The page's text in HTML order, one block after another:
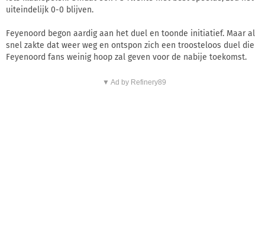
uiteindelijk 0-0 blijven.
Feyenoord begon aardig aan het duel en toonde initiatief. Maar al
snel zakte dat weer weg en ontspon zich een troosteloos duel die
Feyenoord fans weinig hoop zal geven voor de nabije toekomst.
▼ Ad by Refinery89